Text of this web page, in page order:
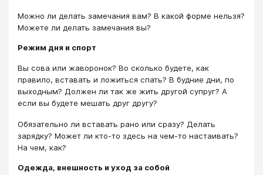
Можно ли делать замечания вам? В какой форме нельзя?
Можете ли делать замечания вы?
Режим дня и спорт
Вы сова или жаворонок? Во сколько будете, как
правило, вставать и ложиться спать? В будние дни, по
выходным? Должен ли так же жить другой супруг? А
если вы будете мешать друг другу?
Обязательно ли вставать рано или сразу? Делать
зарядку? Может ли кто-то здесь на чем-то настаивать?
На чем, как?
Одежда, внешность и уход за собой